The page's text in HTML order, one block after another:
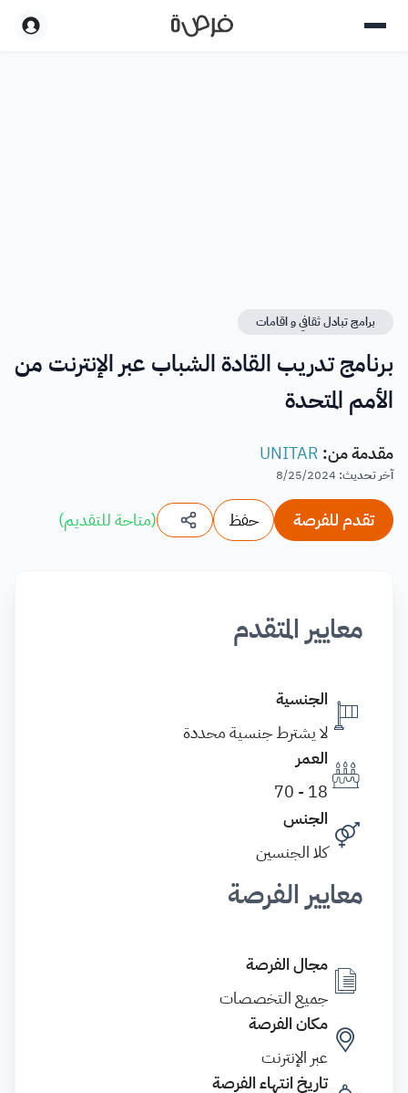
برامج تبادل ثقافي و اقامات
برنامج تدريب القادة الشباب عبر الإنترنت من
الأمم المتحدة
مقدمة من:
UNITAR
آخر تحديث:
8/25/2024
تقدم للفرصة حفظ (متاحة للتقديم)
معايير المتقدم
الجنسية
لا يشترط جنسية محددة
العمر
18 - 70
الجنس
كلا الجنسين
معايير الفرصة
مجال الفرصة
جميع التخصصات
مكان الفرصة
عبر الإنترنت
تاريخ انتهاء الفرصة